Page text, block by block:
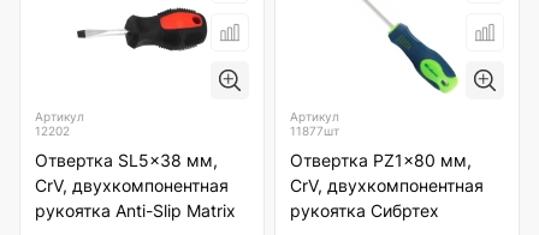
Артикул
12202
Отвертка SL5x38 мм,
CrV, двухкомпонентная
рукоятка Anti-Slip Matrix
Артикул
11877шт
Отвертка PZ1x80 мм,
CrV, двухкомпонентная
рукоятка Сибртех